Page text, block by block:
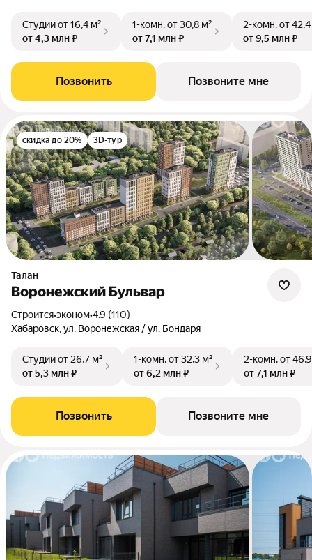
Студииот 16,4 м²
от 4,3 млн ₽
1-комн.от 30,8 м²
от 7,1 млн ₽
2-комн.от
от 9,5 млн ₽
Позвонить Позвоните мне
скидка до 20% 3D-тур
Талан
Воронежский Бульвар
Строится•эконом•4.9 (110)
Хабаровск, ул. Воронежская / ул. Бондаря
Студииот 26,7 м²
от 5,3 млн ₽
1-комн.от 32,3 м²
от 6,2 млн ₽
2-комн.от
от 7,1 млн ₽
Позвонить Позвоните мне